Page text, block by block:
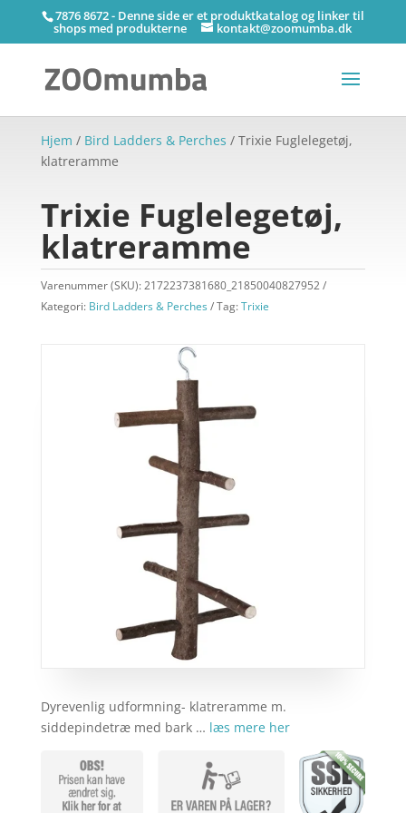
7876 8672 - Denne side er et produktkatalog og linker til
shops med produkterne kontakt@zoomumba.dk
Hjem / Bird Ladders & Perches / Trixie Fuglelegetøj,
klatreramme
Trixie Fuglelegetøj,
klatreramme
Varenummer (SKU):2172237381680_21850040827952
Kategori: Bird Ladders & Perches Tag:Trixie
Dyrevenlig udformning- klatreramme m.
siddepindetræ med bark … læs mere her